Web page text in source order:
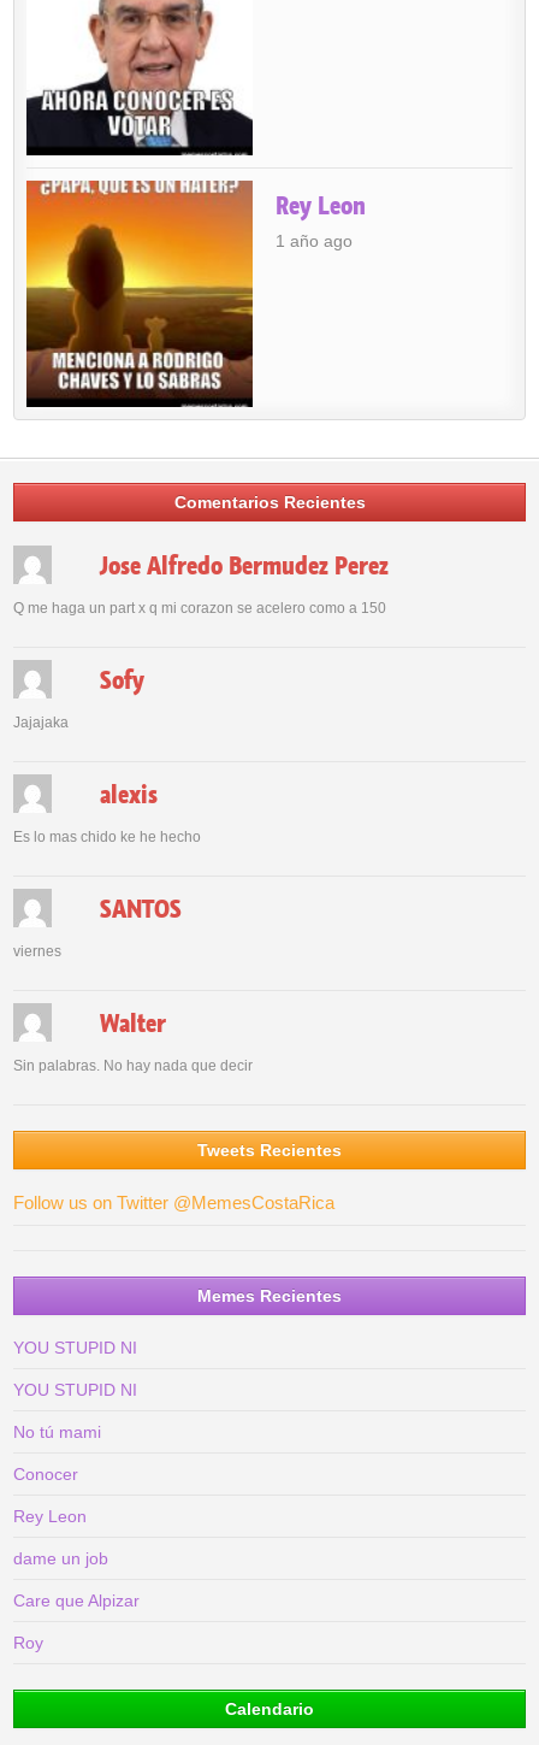
Rey Leon
1 año ago
Comentarios Recientes
Jose Alfredo Bermudez Perez
Q me haga un part x q mi corazon se acelero como a 150
Sofy
Jajajaka
alexis
Es lo mas chido ke he hecho
SANTOS
viernes
Walter
Sin palabras. No hay nada que decir
Tweets Recientes
Follow us on Twitter @MemesCostaRica
Memes Recientes
YOU STUPID NI
YOU STUPID NI
No tú mami
Conocer
Rey Leon
dame un job
Care que Alpizar
Roy
Calendario